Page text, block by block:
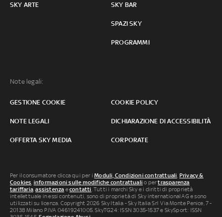
SKY ARTE SKY BAR
SPAZI SKY
PROGRAMMI
Note legali:
GESTIONE COOKIE COOKIE POLICY
NOTE LEGALI DICHIARAZIONE DI ACCESSIBILITÀ
OFFERTA SKY MEDIA CORPORATE
Per il consumatore clicca qui per iModuli, Condizioni contrattuali, Privacy &
Cookies, informazioni sulle modifiche contrattuali o pertrasparenza
tariffaria,assistenza econtatti. Tutti i marchi Sky e i diritti di proprietà
intellettuale in essi contenuti, sono di proprietà di Sky international AG e sono
utilizzati su licenza. Copyright 2026 Sky Italia - Sky Italia Srl Via Monte Penice, 7 -
20138 Milano P.IVA 04619241005. SkyTG24: ISSN 3035-1537 e SkySport: ISSN